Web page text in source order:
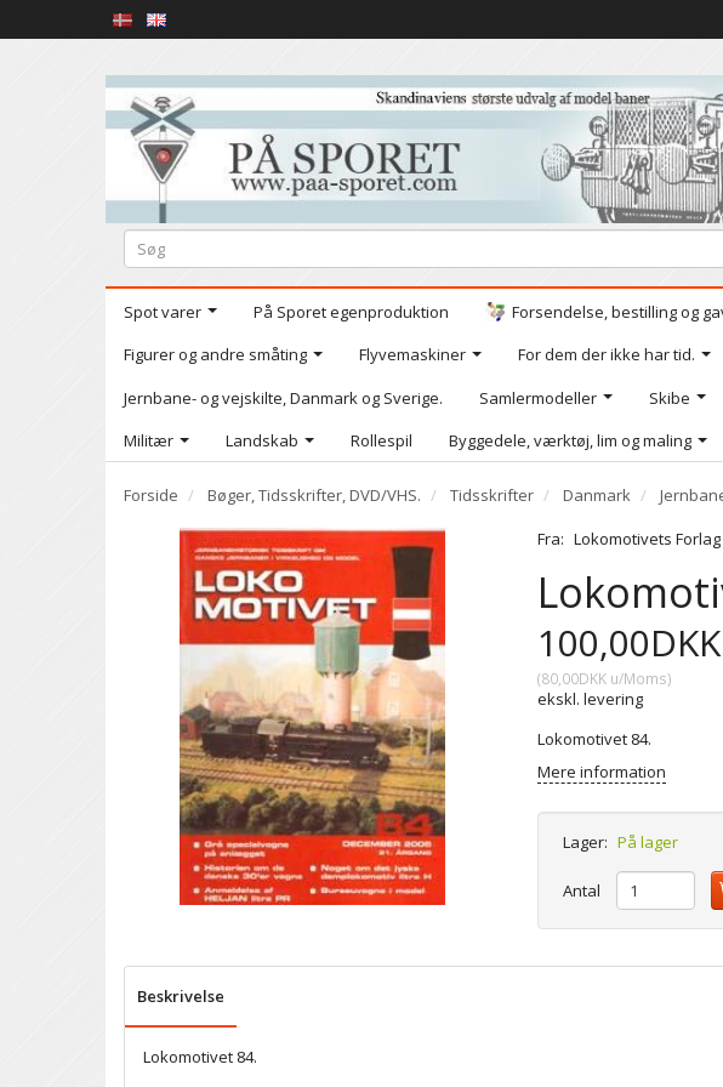
Spot varer På Sporet egenproduktion Forsendelse, bestilling og
Figurer og andre småting
Flyvemaskiner For dem der ikke har tid.
Jernbane- og vejskilte, Danmark og Sverige.
Samlermodeller Skibe
Militær
Landskab Rollespil Byggedele, værktøj, lim og maling
Forside Bøger, Tidsskrifter, DVD/VHS. Tidsskrifter Danmark
Fra: Lokomotivets Forlag
100,00DKK
(80,00DKK u/Moms)
ekskl. levering
Lokomotivet 84.
Mere information
Lager: På lager
Antal
Beskrivelse
Lokomotivet 84.